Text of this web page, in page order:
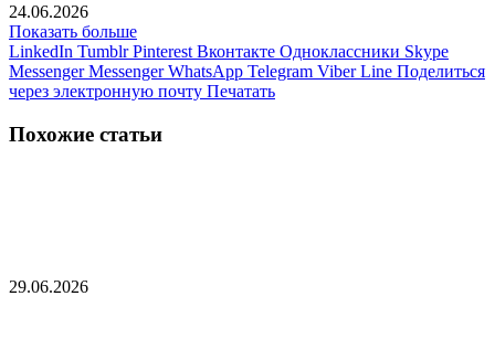
24.06.2026
Показать больше
LinkedIn Tumblr Pinterest Вконтакте Одноклассники Skype
Messenger Messenger WhatsApp Telegram Viber Line Поделиться
через электронную почту Печатать
Похожие статьи
29.06.2026